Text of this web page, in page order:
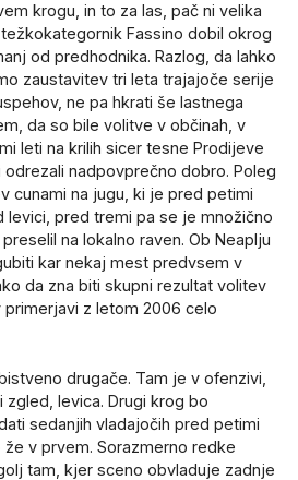
krogu, in to za las, pač ni velika
Fassino dobil okrog
od predhodnika. Razlog, da lahko
zaustavitev tri leta trajajoče serije
ne pa hkrati še lastnega
da so bile volitve v občinah, v
leti na krilih sicer tesne Prodijeve
odrezali nadpovprečno dobro. Poleg
cunami na jugu, ki je pred petimi
levici, pred tremi pa se je množično
na lokalno raven. Ob Neaplju
kar nekaj mest predvsem v
da zna biti skupni rezultat volitev
z letom 2006 celo
drugače. Tam je v ofenzivi,
levica. Drugi krog bo
sedanjih vladajočih pred petimi
v prvem. Sorazmerno redke
tam, kjer sceno obvladuje zadnje